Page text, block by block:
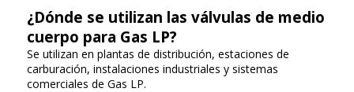
¿Dónde se utilizan las válvulas de medio
cuerpo para Gas LP?
Se utilizan en plantas de distribución, estaciones de
carburación, instalaciones industriales y sistemas
comerciales de Gas LP.